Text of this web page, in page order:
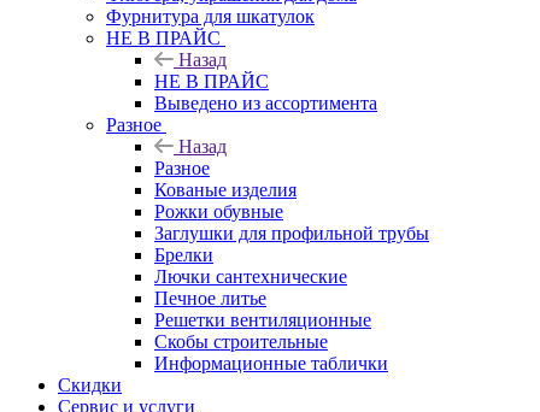
Фурнитура для шкатулок
НЕ В ПРАЙС
Назад
НЕ В ПРАЙС
Выведено из ассортимента
Разное
Назад
Разное
Кованые изделия
Рожки обувные
Заглушки для профильной трубы
Брелки
Лючки сантехнические
Печное литье
Решетки вентиляционные
Скобы строительные
Информационные таблички
Скидки
Сервис и услуги